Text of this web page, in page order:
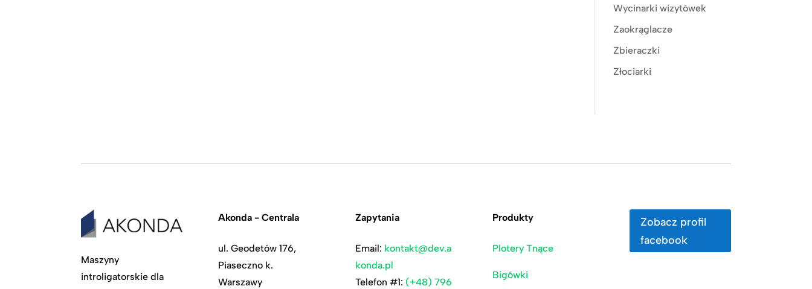
Wycinarki wizytówek
Zaokrąglacze
Zbieraczki
Złociarki
Maszyny
introligatorskie dla
Akonda - Centrala
ul. Geodetów 176,
Piaseczno k.
Warszawy
Zapytania
Email: kontakt@dev.a
konda.pl
Telefon #1: (+48) 796
Produkty
Plotery Tnące
Bigówki
Zobacz profil
facebook